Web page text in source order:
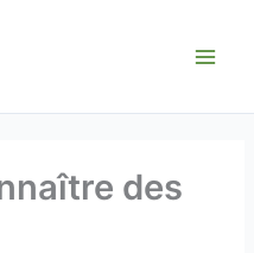
des